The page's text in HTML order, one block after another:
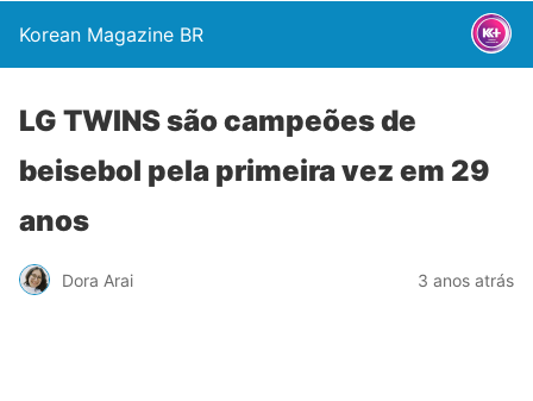
Korean Magazine BR
LG TWINS são campeões de
beisebol pela primeira vez em 29
anos
Dora Arai 3 anos atrás